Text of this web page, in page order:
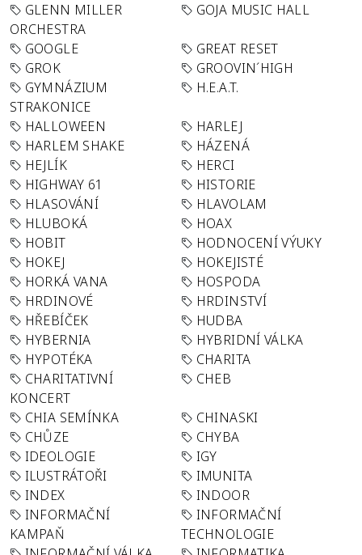
GLENN MILLER
ORCHESTRA
GOJA MUSIC HALL
GOOGLE
GREAT RESET
GROK
GROOVIN´HIGH
GYMNÁZIUM
STRAKONICE
H.E.A.T.
HALLOWEEN
HARLEJ
HARLEM SHAKE
HÁZENÁ
HEJLÍK
HERCI
HIGHWAY 61
HISTORIE
HLASOVÁNÍ
HLAVOLAM
HLUBOKÁ
HOAX
HOBIT
HODNOCENÍ VÝUKY
HOKEJ
HOKEJISTÉ
HORKÁ VANA
HOSPODA
HRDINOVÉ
HRDINSTVÍ
HŘEBÍČEK
HUDBA
HYBERNIA
HYBRIDNÍ VÁLKA
HYPOTÉKA
CHARITA
CHARITATIVNÍ
KONCERT
CHEB
CHIA SEMÍNKA
CHINASKI
CHŮZE
CHYBA
IDEOLOGIE
IGY
ILUSTRÁTOŘI
IMUNITA
INDEX
INDOOR
INFORMAČNÍ
KAMPAŇ
INFORMAČNÍ
TECHNOLOGIE